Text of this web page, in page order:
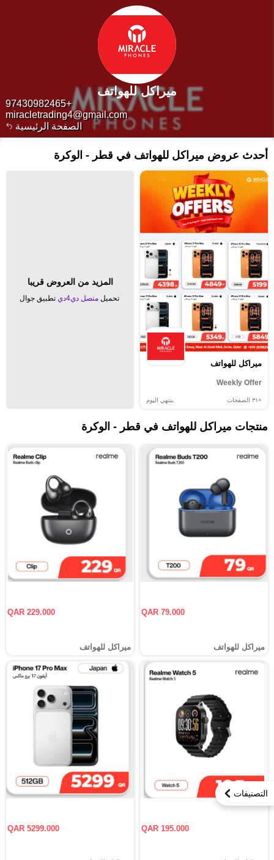
الصفحة الرئيسية
+97430982465
miracletrading4@gmail.com
ميراكل للهواتف
التصنيفات
أحدث عروض ميراكل للهواتف في قطر - الوكرة
ميراكل للهواتف
Weekly Offer
+٣١ الصفحات ينتهي اليوم
المزيد من العروض قريبا
تحميل متصل دي4دي تطبيق جوال
منتجات ميراكل للهواتف في قطر - الوكرة
QAR 79.000
ميراكل للهواتف
QAR 229.000
ميراكل للهواتف
QAR 195.000
QAR 5299.000